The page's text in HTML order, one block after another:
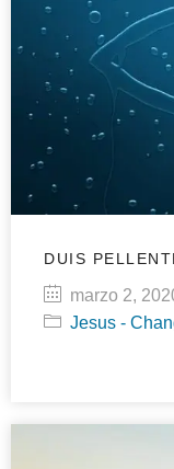
DUIS
marzo 2,
Jesus -